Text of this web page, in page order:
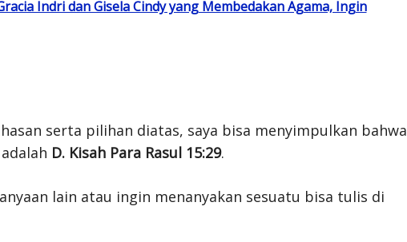
Indri dan Gisela Cindy yang Membedakan Agama, Ingin
serta pilihan diatas, saya bisa menyimpulkan bahwa
D. Kisah Para Rasul 15:29.
lain atau ingin menanyakan sesuatu bisa tulis di